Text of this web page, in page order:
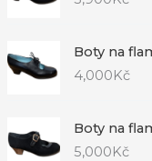
Boty na
4,000Kč
Boty na
5,000Kč